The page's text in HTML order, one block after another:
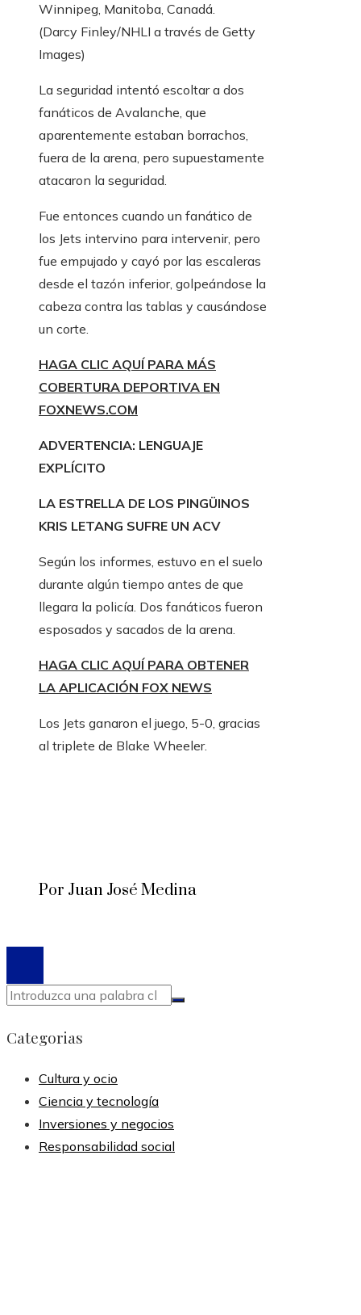
Winnipeg, Manitoba, Canadá.
(Darcy Finley/NHLI a través de Getty
Images)
La seguridad intentó escoltar a dos
fanáticos de Avalanche, que
aparentemente estaban borrachos,
fuera de la arena, pero supuestamente
atacaron la seguridad.
Fue entonces cuando un fanático de
los Jets intervino para intervenir, pero
fue empujado y cayó por las escaleras
desde el tazón inferior, golpeándose la
cabeza contra las tablas y causándose
un corte.
HAGA CLIC AQUÍ PARA MÁS
COBERTURA DEPORTIVA EN
FOXNEWS.COM
ADVERTENCIA: LENGUAJE
EXPLÍCITO
LA ESTRELLA DE LOS PINGÜINOS
KRIS LETANG SUFRE UN ACV
Según los informes, estuvo en el suelo
durante algún tiempo antes de que
llegara la policía. Dos fanáticos fueron
esposados ​​y sacados de la arena.
HAGA CLIC AQUÍ PARA OBTENER
LA APLICACIÓN FOX NEWS
Los Jets ganaron el juego, 5-0, gracias
al triplete de Blake Wheeler.
Por Juan José Medina
Categorias
Cultura y ocio
Ciencia y tecnología
Inversiones y negocios
Responsabilidad social